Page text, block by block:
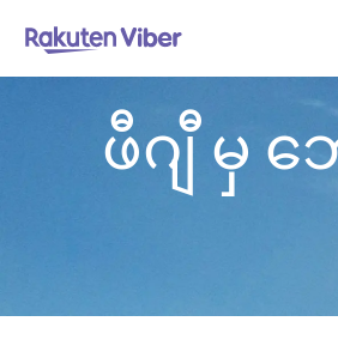
ဖီဂျီ မှ